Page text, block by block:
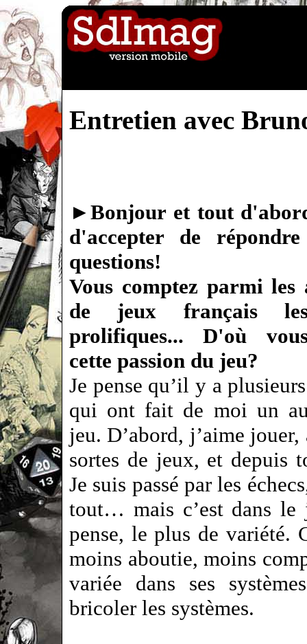
Entretien avec
►Bonjour et tout
d'accepter de
questions!
Vous comptez parmi les
de jeux français
prolifiques... D'où
cette passion du jeu?
Je pense qu’il y a
qui ont fait de moi un
jeu. D’abord, j’aime jouer,
sortes de jeux, et depuis
Je suis passé par les
tout… mais c’est dans le
pense, le plus de variété.
moins aboutie, moins
variée dans ses
bricoler les systèmes.